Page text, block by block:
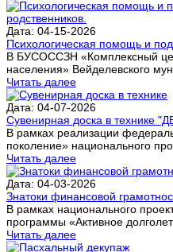
Дата: 04-15-2026
Психологическая помощь и
В БУСОССЗН «Комплексный
населения» Вейделевского
Читать далее
Дата: 04-07-2026
Сувенирная доска в технике
В рамках реализации
поколение» национального
Читать далее
Дата: 04-03-2026
Знатоки финансовой
В рамках национального
программы «Активное
Читать далее